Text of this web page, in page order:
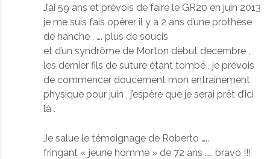
J’ai 59 ans et prévois de faire le GR20 en juin 2013
je me suis fais opérer il y a 2 ans d’une prothèse
de hanche , …. plus de soucis
et d’un syndrôme de Morton debut decembre ,
les dernier fils de suture étant tombé , je prévois
de commencer doucement mon entrainement
physique pour juin , j’espère que je serai prêt d’ici
là .
Je salue le témoignage de Roberto …..
fringant « jeune homme » de 72 ans ….. bravo !!!